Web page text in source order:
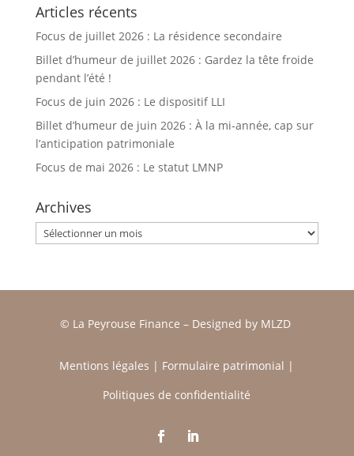
Articles récents
Focus de juillet 2026 : La résidence secondaire
Billet d’humeur de juillet 2026 : Gardez la tête froide
pendant l’été !
Focus de juin 2026 : Le dispositif LLI
Billet d’humeur de juin 2026 : À la mi-année, cap sur
l’anticipation patrimoniale
Focus de mai 2026 : Le statut LMNP
Archives
Archives
© La Peyrouse Finance –Designed by MLZD
Mentions légales | Formulaire patrimonial |
Politiques de confidentialité